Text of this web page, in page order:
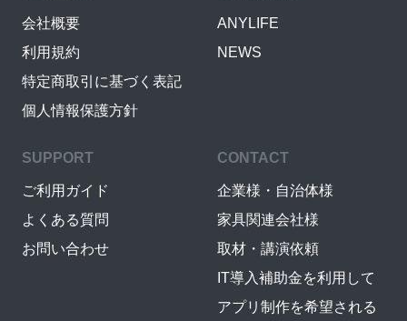
会社概要
利用規約
特定商取引に基づく表記
個人情報保護方針
ANYLIFE
NEWS
SUPPORT
ご利用ガイド
よくある質問
お問い合わせ
CONTACT
企業様・自治体様
家具関連会社様
取材・講演依頼
IT導入補助金を利用して
アプリ制作を希望される